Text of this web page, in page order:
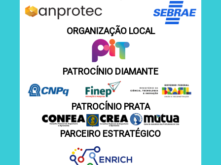
ORGANIZAÇÃO LOCAL
PATROCÍNIO DIAMANTE
PATROCÍNIO PRATA
PARCEIRO ESTRATÉGICO